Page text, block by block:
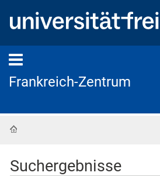
Frankreich-Zentrum
Suchergebnisse